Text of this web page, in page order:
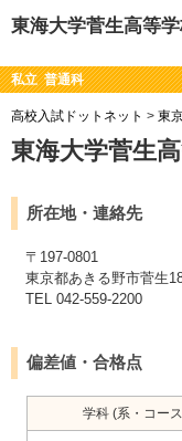
東海大学菅生高等
私立 普通科
高校入試ドットネット > 東
東海大学菅生
所在地・連絡先
〒197-0801
東京都あきる野市菅生
TEL 042-559-2200
偏差値・合格点
学科 (系・コー